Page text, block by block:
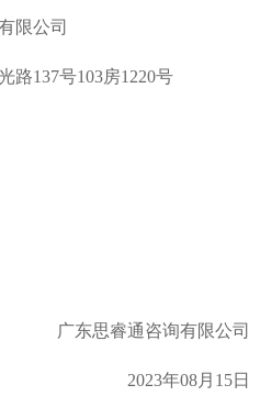
限公司
137号103房1220号
广东思睿通咨询有限公司
2023年08月15日